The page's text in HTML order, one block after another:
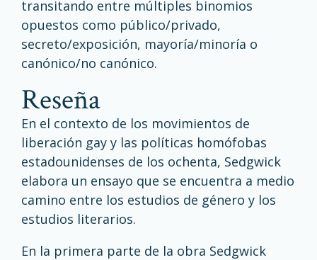
transitando entre múltiples binomios
opuestos como público/privado,
secreto/exposición, mayoría/minoría o
canónico/no canónico.
Reseña
En el contexto de los movimientos de
liberación gay y las políticas homófobas
estadounidenses de los ochenta, Sedgwick
elabora un ensayo que se encuentra a medio
camino entre los estudios de género y los
estudios literarios.
En la primera parte de la obra Sedgwick